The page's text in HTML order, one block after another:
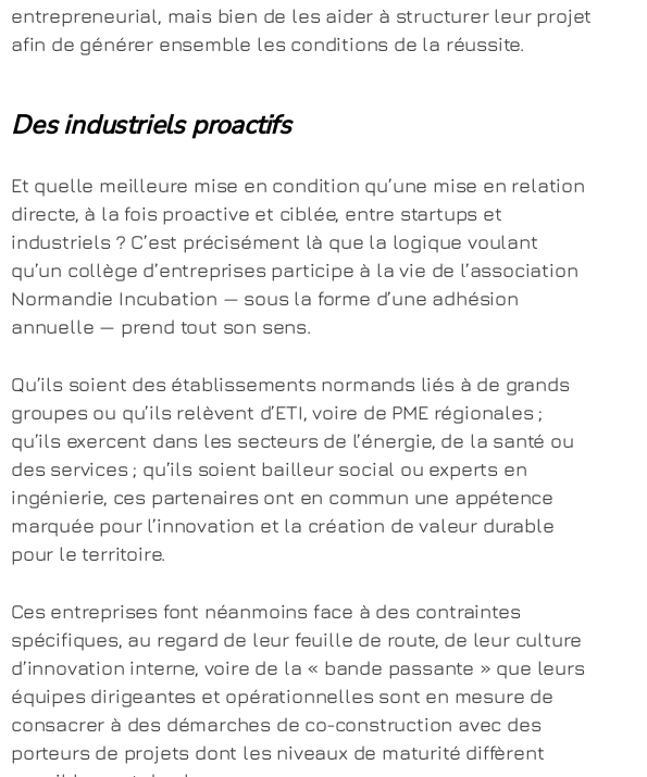
entrepreneurial, mais bien de les aider à structurer leur projet
afin de générer ensemble les conditions de la réussite.
Des industriels proactifs
Et quelle meilleure mise en condition qu’une mise en relation
directe, à la fois proactive et ciblée, entre startups et
industriels ? C’est précisément là que la logique voulant
qu’un collège d’entreprises participe à la vie de l’association
Normandie Incubation — sous la forme d’une adhésion
annuelle — prend tout son sens.
Qu’ils soient des établissements normands liés à de grands
groupes ou qu’ils relèvent d’ETI, voire de PME régionales ;
qu’ils exercent dans les secteurs de l’énergie, de la santé ou
des services ; qu’ils soient bailleur social ou experts en
ingénierie, ces partenaires ont en commun une appétence
marquée pour l’innovation et la création de valeur durable
pour le territoire.
Ces entreprises font néanmoins face à des contraintes
spécifiques, au regard de leur feuille de route, de leur culture
d’innovation interne, voire de la « bande passante » que leurs
équipes dirigeantes et opérationnelles sont en mesure de
consacrer à des démarches de co-construction avec des
porteurs de projets dont les niveaux de maturité diffèrent